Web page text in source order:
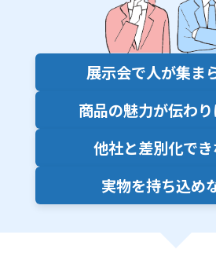
展示会で人が集ま
商品の魅力が伝わ
他社と差別化で
実物を持ち込め